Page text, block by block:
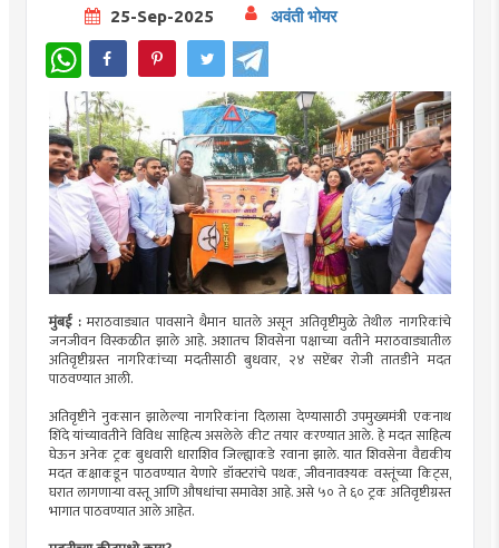
25-Sep-2025 अवंती भोयर
WhatsApp
मुंबई :मराठवाड्यात पावसाने थैमान घातले असून अतिवृष्टीमुळे तेथील नागरिकांचे
जनजीवन विस्कळीत झाले आहे. अशातच शिवसेना पक्षाच्या वतीने मराठवाड्यातील
अतिवृष्टीग्रस्त नागरिकांच्या मदतीसाठी बुधवार, २४ सप्टेंबर रोजी तातडीने मदत
पाठवण्यात आली.
अतिवृष्टीने नुकसान झालेल्या नागरिकांना दिलासा देण्यासाठी उपमुख्यमंत्री एकनाथ
शिंदे यांच्यावतीने विविध साहित्य असलेले कीट तयार करण्यात आले. हे मदत साहित्य
घेऊन अनेक ट्रक बुधवारी धाराशिव जिल्ह्याकडे रवाना झाले. यात शिवसेना वैद्यकीय
मदत कक्षाकडून पाठवण्यात येणारे डॉक्टरांचे पथक, जीवनावश्यक वस्तूंच्या किट्स,
घरात लागणाऱ्या वस्तू आणि औषधांचा समावेश आहे. असे ५० ते ६० ट्रक अतिवृष्टीग्रस्त
भागात पाठवण्यात आले आहेत.